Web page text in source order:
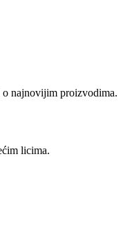
o najnovijim proizvodima.
licima.